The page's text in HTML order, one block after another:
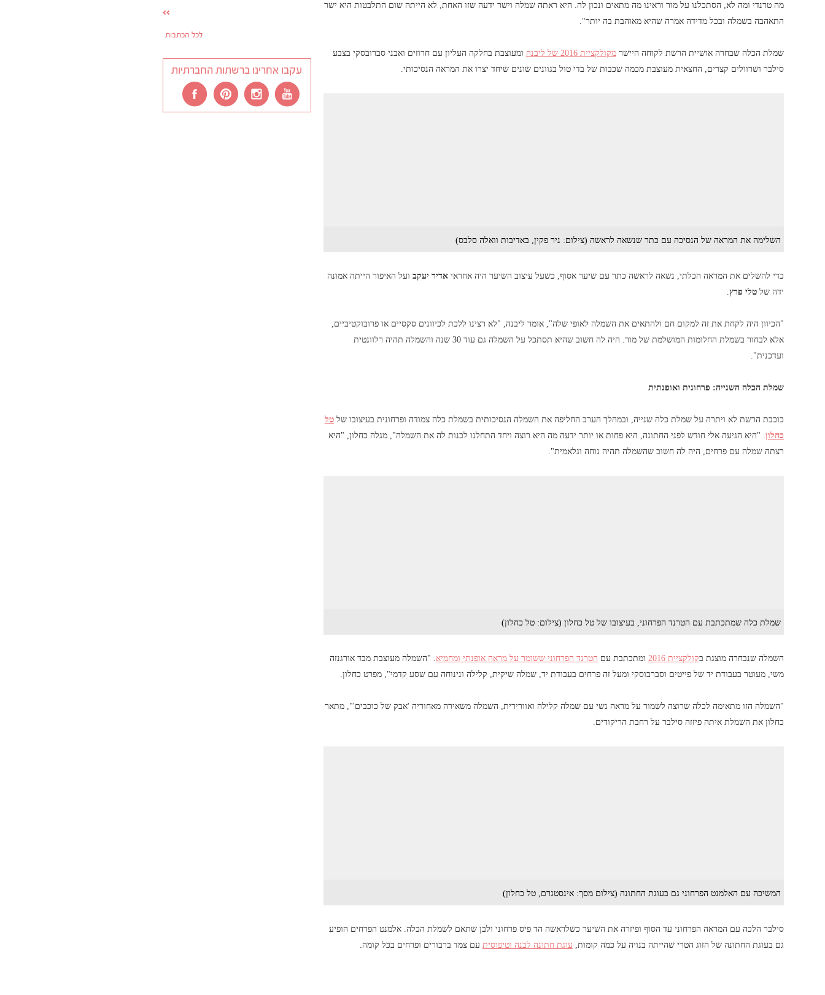
מה טרנדי ומה לא, הסתכלנו על מור וראינו מה מתאים ונכון לה. היא ראתה שמלה וישר ידעה שזו האחת, לא הייתה שום התלבטות היא ישר
התאהבה בשמלה ובכל מדידה אמרה שהיא מאוהבת בה יותר".
שמלת הכלה שבחרה אושיית הרשת לקוחה היישרמקולקציית 2016 של ליבנה
ומעוצבת בחלקה העליון עם חרוזים ואבני סברובסקי בצבע
סילבר ושרוולים קצרים, החצאית מעוצבת מכמה שכבות של בדי טול בגוונים שונים שיחד יצרו את המראה הנסיכותי.
השלימה את המראה של הנסיכה עם כתר שנשאה לראשה (צילום: ניר פקין, באדיבות וואלה סלבס)
כדי להשלים את המראה הכלתי, נשאה לראשה כתר עם שיער אסוף, כשעל עיצוב השיער היה אחראיאדיר יעקב ועל האיפור הייתה אמונה
ידה שלטלי פרץ.
"הכיוון היה לקחת את זה למקום חם ולהתאים את השמלה לאופי שלה", אומר ליבנה, "לא רצינו ללכת לכיוונים סקסיים או פרובוקטיביים,
אלא לבחור בשמלת החלומות המושלמת של מור. היה לה חשוב שהיא תסתכל על השמלה גם עוד 30 שנה והשמלה תהיה רלוונטית
ועדכנית".
שמלת הכלה השנייה: פרחונית ואופנתית
כוכבת הרשת לא ויתרה על שמלת כלה שנייה, ובמהלך הערב החליפה את השמלה הנסיכותית בשמלת כלה צמודה ופרחונית בעיצובו שלטל
כחלון. "היא הגיעה אלי חודש לפני החתונה, היא פחות או יותר ידעה מה היא רוצה ויחד התחלנו לבנות לה את השמלה", מגלה כחלון, "היא
רצתה שמלה עם פרחים, היה לה חשוב שהשמלה תהיה נוחה וגלאמית".
שמלת כלה שמתכתבת עם הטרנד הפרחוני, בעיצובו של טל כחלון (צילום: טל כחלון)
השמלה שנבחרה מוצגת בקולקציית 2016 ומתכתבת עם הטרנד הפרחוני ששומר על מראה אופנתי ומחמיא. "השמלה מעוצבת מבד אורגנזה
משי, מעוטר בעבודת יד של פייטים וסברבוסקי ומעל זה פרחים בעבודת יד, שמלה שיקית, קלילה ונינוחה עם שסע קדמי", מפרט כחלון.
"השמלה הזו מתאימה לכלה שרוצה לשמור על מראה נשי עם שמלה קלילה ואוורירית, השמלה משאירה מאחוריה 'אבק של כוכבים'", מתאר
כחלון את השמלת איתה פיזזה סילבר על רחבת הריקודים.
המשיכה עם האלמנט הפרחוני גם בעוגת החתונה (צילום מסך: אינסטגרם, טל כחלון)
סילבר הלכה עם המראה הפרחוני עד הסוף ופיזרה את השיער כשלראשה הד פיס פרחוני ולבן שתאם לשמלת הכלה. אלמנט הפרחים הופיע
גם בעוגת החתונה של הזוג הטרי שהייתה בנויה על כמה קומות, עוגת חתונה לבנה וטיפוסית עם צמד ברבורים ופרחים בכל קומה.
לכל הכתבות
עקבו אחרינו ברשתות החברתיות